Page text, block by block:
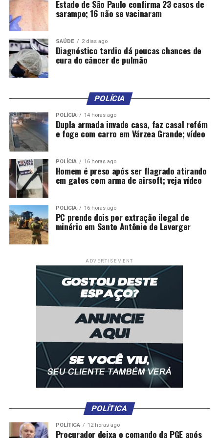
Comentários
ANUNCIA DESTAQUE
NOVAS
OESTE PARA PARCERIA POLITICA
REFORÇA
UP NEXT
Gisela ganha depoimentos calorosos nas redes por
aniversário; atuação da parlamentar é elogiada
DON'T MISS
Presidente do TCE defende três turnos de trabalho para
acelerar obras do BRT em Cuiabá
Estado de São Paulo confirma 23 casos de
sarampo; 16 não se vacinaram
SAÚDE 2 dias ago
Diagnóstico tardio dá poucas chances de
cura do câncer de pulmão
POLÍCIA
POLÍCIA 14 horas ago
Dupla armada invade casa, faz casal refém
e foge com carro em Várzea Grande; vídeo
POLÍCIA 16 horas ago
Homem é preso após ser flagrado atirando
em gatos com arma de airsoft; veja vídeo
POLÍCIA 16 horas ago
PC prende dois por extração ilegal de
minério em Santo Antônio de Leverger
ADVERTISEMENT
POLÍTICA
POLÍTICA 12 horas ago
Procurador deixa o comando da PGE após